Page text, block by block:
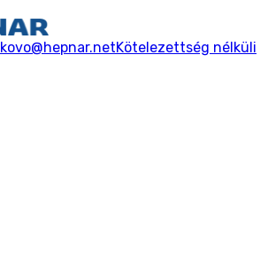
kovo@hepnar.netKötelezettség nélküli